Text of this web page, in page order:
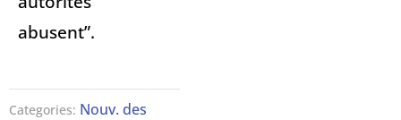
abusent”.
Categories: Nouv. des